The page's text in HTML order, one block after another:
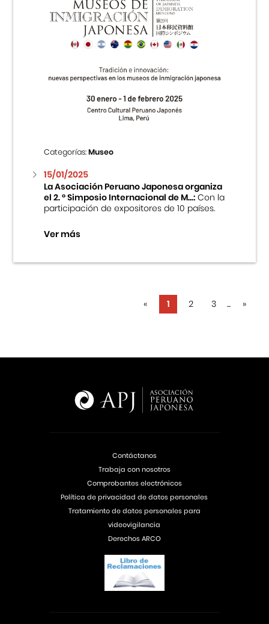
Categorías:Museo
15/01/2025
La Asociación Peruano Japonesa organiza
el 2. ° Simposio Internacional de M...:Con la
participación de expositores de 10 países.
Ver más
« 1 2 3 ... »
Contáctanos
Trabaja con nosotros
Comprobantes electrónicos
Política de privacidad de datos personales
Tratamiento de datos personales para
videovigilancia
Derechos ARCO